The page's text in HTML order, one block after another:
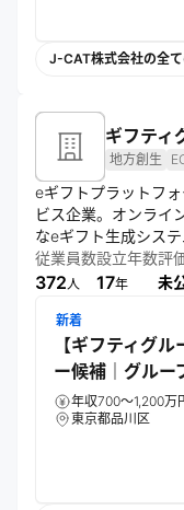
J-CAT株式会社の全
ギフティ
地方創生
eギフトプラットフ
ビス企業。オンライ
なeギフト生成シス
展開。企業・自治体
事業を拡大している
従業員数
372人
設立年数
17年
評
未
新着
【ギフティグ
ー候補｜グルー
年収700～1,200万
東京都品川区